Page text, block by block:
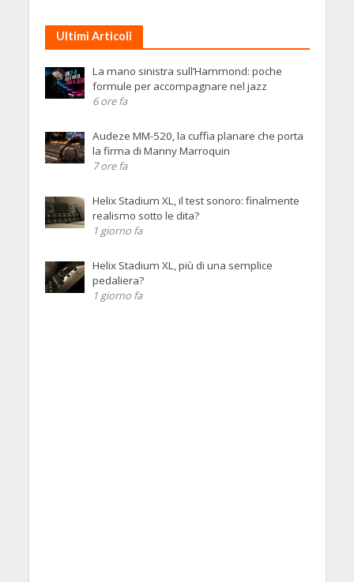
Ultimi Articoli
La mano sinistra sull’Hammond: poche
formule per accompagnare nel jazz
6 ore fa
Audeze MM-520, la cuffia planare che porta
la firma di Manny Marroquin
7 ore fa
Helix Stadium XL, il test sonoro: finalmente
realismo sotto le dita?
1 giorno fa
Helix Stadium XL, più di una semplice
pedaliera?
1 giorno fa